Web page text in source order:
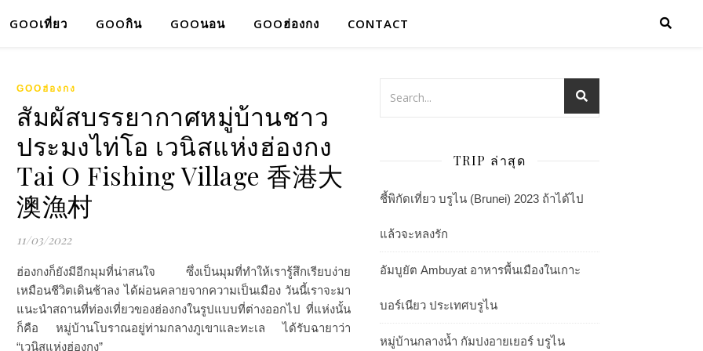
GOOเที่ยว GOOกิน GOOนอน GOOฮ่องกง CONTACT
GOOฮ่องกง
สัมผัสบรรยากาศหมู่บ้านชาว
ประมงไท่โอ เวนิสแห่งฮ่องกง
Tai O Fishing Village 香港大
澳漁村
11/03/2022
ฮ่องกงก็ยังมีอีกมุมที่น่าสนใจ ซึ่งเป็นมุมที่ทำให้เรารู้สึกเรียบง่าย
เหมือนชีวิตเดินช้าลง ได้ผ่อนคลายจากความเป็นเมือง วันนี้เราจะมา
แนะนำสถานที่ท่องเที่ยวของฮ่องกงในรูปแบบที่ต่างออกไป ที่แห่งนั้น
ก็คือ หมู่บ้านโบราณอยู่ท่ามกลางภูเขาและทะเล ได้รับฉายาว่า
“เวนิสแห่งฮ่องกง”
TRIP ล่าสุด
ชี้พิกัดเที่ยว บรูไน (Brunei) 2023 ถ้าได้ไป
แล้วจะหลงรัก
อัมบูยัต Ambuyat อาหารพื้นเมืองในเกาะ
บอร์เนียว ประเทศบรูไน
หมู่บ้านกลางน้ำ กัมปงอายเยอร์ บรูไน